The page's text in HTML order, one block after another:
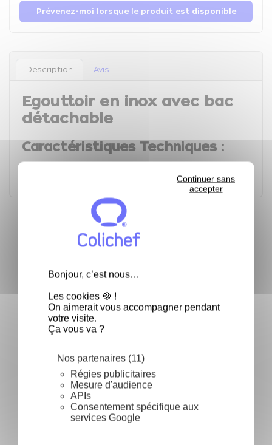
Bonjour, c’est nous…
Les cookies 🍪 !
On aimerait vous accompagner pendant
votre visite.
Ça vous va ?
Nos partenaires (11)
Régies publicitaires
Mesure d'audience
APIs
Consentement spécifique aux
services Google
Continuer sans
accepter
Prévenez-moi lorsque le produit est disponible
Description Avis
Egouttoir en inox avec bac
détachable
Caractéristiques Techniques :
Fréquemment achetés ensemble
Saupoudreuse gros
trous - La
5/5- 2avis
Ajouter au panier
Pinceau de cuisine en
Ajouter au panier